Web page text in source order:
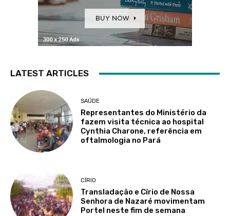
LATEST ARTICLES
SAÚDE
Representantes do Ministério da
fazem visita técnica ao hospital
Cynthia Charone, referência em
oftalmologia no Pará
CÍRIO
Transladação e Círio de Nossa
Senhora de Nazaré movimentam
Portel neste fim de semana